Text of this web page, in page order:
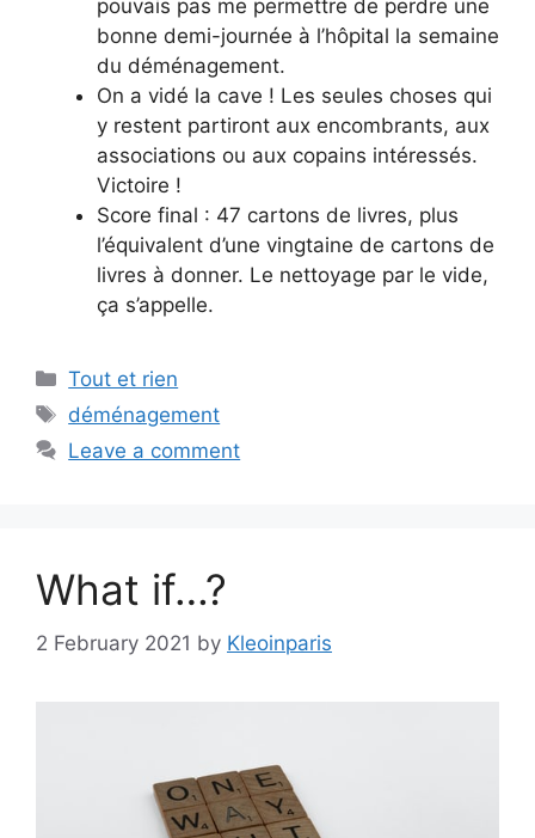
pouvais pas me permettre de perdre une
bonne demi-journée à l’hôpital la semaine
du déménagement.
On a vidé la cave ! Les seules choses qui
y restent partiront aux encombrants, aux
associations ou aux copains intéressés.
Victoire !
Score final : 47 cartons de livres, plus
l’équivalent d’une vingtaine de cartons de
livres à donner. Le nettoyage par le vide,
ça s’appelle.
Categories
Tout et rien
Tags
déménagement
Leave a comment
What if…?
2 February 2021 by Kleoinparis